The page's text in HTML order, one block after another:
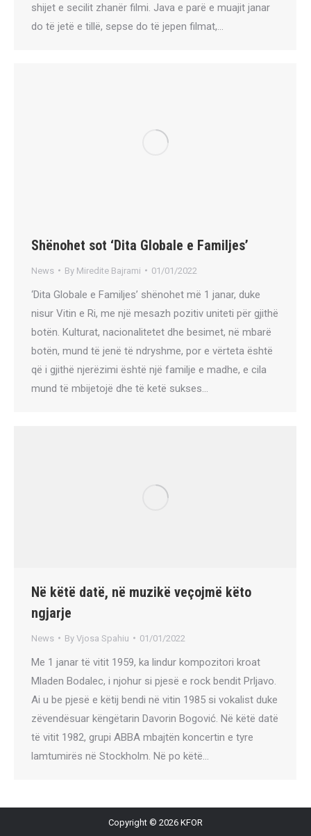
shijet e secilit zhanër filmi. Java e parë e muajit janar
do të jetë e tillë, sepse do të jepen filmat,…
Shënohet sot ‘Dita Globale e Familjes’
News By Miredite Bajrami 01/01/2022
‘Dita Globale e Familjes’ shënohet më 1 janar, duke
nisur Vitin e Ri, me një mesazh pozitiv uniteti për gjithë
botën. Kulturat, nacionalitetet dhe besimet, në mbarë
botën, mund të jenë të ndryshme, por e vërteta është
që i gjithë njerëzimi është një familje e madhe, e cila
mund të mbijetojë dhe të ketë sukses…
Në këtë datë, në muzikë veçojmë këto
ngjarje
News By Vjosa Spahiu 01/01/2022
Me 1 janar të vitit 1959, ka lindur kompozitori kroat
Mladen Bodalec, i njohur si pjesë e rock bendit Prljavo.
Ai u be pjesë e këtij bendi në vitin 1985 si vokalist duke
zëvendësuar këngëtarin Davorin Bogović. Në këtë datë
të vitit 1982, grupi ABBA mbajtën koncertin e tyre
lamtumirës në Stockholm. Në po këtë…
Copyright © 2026 KFOR